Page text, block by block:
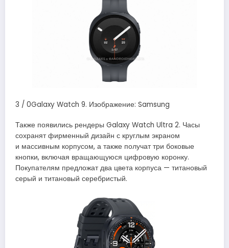
3 / 0Galaxy Watch 9. Изображение: Samsung
Также появились рендеры Galaxy Watch Ultra 2. Часы
сохранят фирменный дизайн с круглым экраном
и массивным корпусом, а также получат три боковые
кнопки, включая вращающуюся цифровую коронку.
Покупателям предложат два цвета корпуса — титановый
серый и титановый серебристый.